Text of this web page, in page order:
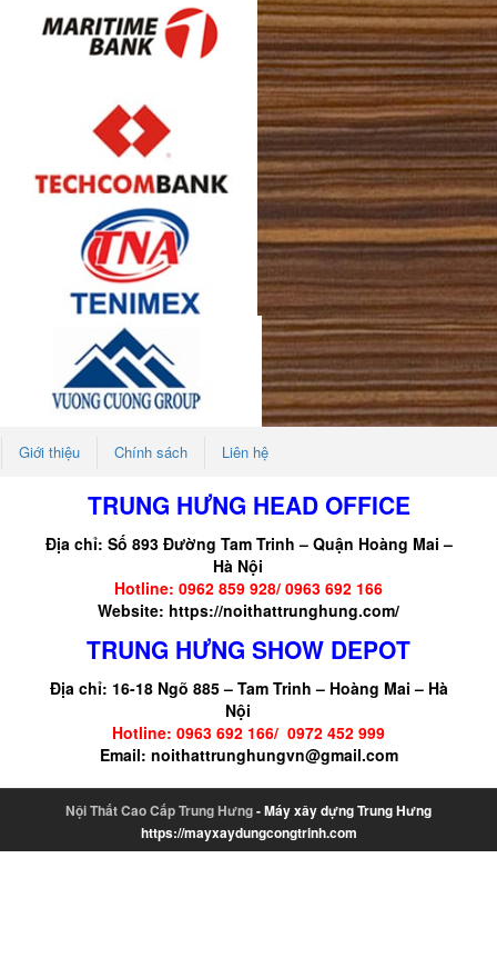
Giới thiệu Chính sách Liên hệ
TRUNG HƯNG HEAD OFFICE
Địa chỉ: Số 893 Đường Tam Trinh – Quận Hoàng Mai –
Hà Nội
Hotline: 0962 859 928/ 0963 692 166
Website: https://noithattrunghung.com/
TRUNG HƯNG SHOW DEPOT
Địa chỉ: 16-18 Ngõ 885 – Tam Trinh – Hoàng Mai – Hà
Nội
Hotline: 0963 692 166/ 0972 452 999
Email: noithattrunghungvn@gmail.com
Nội Thất Cao Cấp Trung Hưng- Máy xây dựng Trung Hưng
https://mayxaydungcongtrinh.com